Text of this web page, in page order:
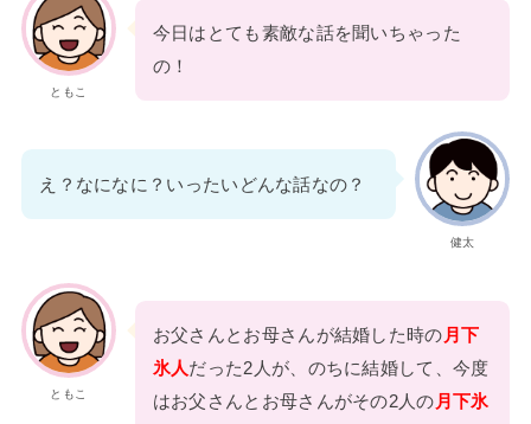
ともこ
今日はとても素敵な話を聞いちゃった
の！
健太
え？なになに？いったいどんな話なの？
ともこ
お父さんとお母さんが結婚した時の 月下
氷人だった2人が、のちに結婚して、今度
はお父さんとお母さんがその2人の 月下氷